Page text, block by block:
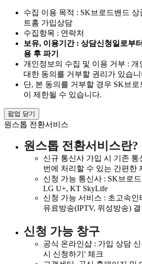
수집 이용 목적 : SK브로드밴드
트홈 가입상담
수집항목 : 연락처
보유, 이용기간 : 상담신청일로부
용 후 파기
개인정보의 수집 및 이용 거부 : 개
대한 동의를 거부할 권리가 있습니
단, 본 동의를 거부할 경우 SK브
이 제한될 수 있습니다.
팝업 닫기
원스톱 전환서비스
원스톱 전환서비스란?
신규 통신사 가입 시 기존
번에 처리할 수 있는 간편한
신청 가능 통신사 : SK브로
LG U+, KT SkyLife
신청 가능 서비스 : 초고속
유료방송(IPTV, 위성방송)
신청 가능 창구
공식 온라인샵 : 가입 상담
시 신청하기' 체크